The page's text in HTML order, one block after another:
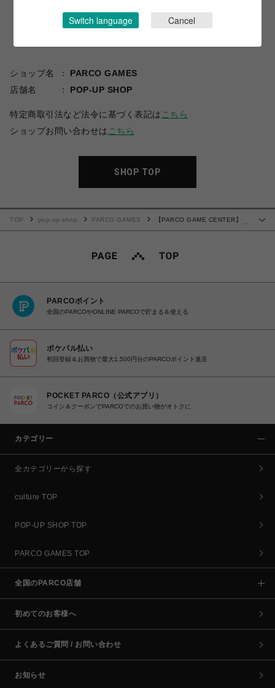
ショップ名
PARCO GAMES
店舗名
POP-UP SHOP
特定商取引法など法令に基づく表記は こちら
ショップお問い合わせは こちら
SHOP TOP
…
TOP pop-up-shop PARCO GAMES
【PARCO GAME CENTER】
PARCOポイント
全国のPARCOやONLINE PARCOで貯まる＆使える
ポケパル払い
初回登録＆お買物で最大1,500円分のPARCOポイント進呈
POCKET PARCO（公式アプリ）
コイン＆クーポンでPARCOでのお買い物がオトクに
カテゴリー
全カテゴリーから探す
culture TOP
POP-UP SHOP TOP
PARCO GAMES TOP
全国のPARCO店舗
初めてのお客様へ
よくあるご質問 / お問い合わせ
お知らせ
Switch language Cancel